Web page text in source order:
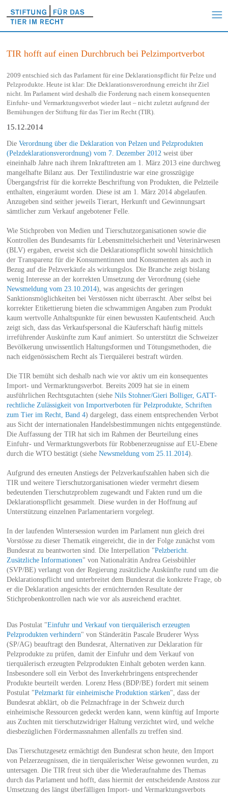
TIR hofft auf einen Durchbruch bei Pelzimportverbot
2009 entschied sich das Parlament für eine Deklarationspflicht für Pelze und
Pelzprodukte. Heute ist klar: Die Deklarationsverordnung erreicht ihr Ziel
nicht. Im Parlament wird deshalb die Forderung nach einem konsequenten
Einfuhr- und Vermarktungsverbot wieder laut – nicht zuletzt aufgrund der
Bemühungen der Stiftung für das Tier im Recht (TIR).
15.12.2014
Die Verordnung über die Deklaration von Pelzen und Pelzprodukten
(Pelzdeklarationsverordnung) vom 7. Dezember 2012 weist über
eineinhalb Jahre nach ihrem Inkrafttreten am 1. März 2013 eine durchweg
mangelhafte Bilanz aus. Der Textilindustrie war eine grosszügige
Übergangsfrist für die korrekte Beschriftung von Produkten, die Pelzteile
enthalten, eingeräumt worden. Diese ist am 1. März 2014 abgelaufen.
Anzugeben sind seither jeweils Tierart, Herkunft und Gewinnungsart
sämtlicher zum Verkauf angebotener Felle.
Wie Stichproben von Medien und Tierschutzorganisationen sowie die
Kontrollen des Bundesamts für Lebensmittelsicherheit und Veterinärwesen
(BLV) ergaben, erweist sich die Deklarationspflicht sowohl hinsichtlich
der Transparenz für die Konsumentinnen und Konsumenten als auch in
Bezug auf die Pelzverkäufe als wirkungslos. Die Branche zeigt bislang
wenig Interesse an der korrekten Umsetzung der Verordnung (siehe
Newsmeldung vom 23.10.2014), was angesichts der geringen
Sanktionsmöglichkeiten bei Verstössen nicht überrascht. Aber selbst bei
korrekter Etikettierung bieten die schwammigen Angaben zum Produkt
kaum wertvolle Anhaltspunkte für einen bewussten Kaufentscheid. Auch
zeigt sich, dass das Verkaufspersonal die Käuferschaft häufig mittels
irreführender Auskünfte zum Kauf animiert. So unterstützt die Schweizer
Bevölkerung unwissentlich Haltungsformen und Tötungsmethoden, die
nach eidgenössischem Recht als Tierquälerei bestraft würden.
Die TIR bemüht sich deshalb nach wie vor aktiv um ein konsequentes
Import- und Vermarktungsverbot. Bereits 2009 hat sie in einem
ausführlichen Rechtsgutachten (siehe Nils Stohner/Gieri Bolliger, GATT-
rechtliche Zulässigkeit von Importverboten für Pelzprodukte, Schriften
zum Tier im Recht, Band 4) dargelegt, dass einem entsprechenden Verbot
aus Sicht der internationalen Handelsbestimmungen nichts entgegenstünde.
Die Auffassung der TIR hat sich im Rahmen der Beurteilung eines
Einfuhr- und Vermarktungsverbots für Robbenerzeugnisse auf EU-Ebene
durch die WTO bestätigt (siehe Newsmeldung vom 25.11.2014).
Aufgrund des erneuten Anstiegs der Pelzverkaufszahlen haben sich die
TIR und weitere Tierschutzorganisationen wieder vermehrt diesem
bedeutenden Tierschutzproblem zugewandt und Fakten rund um die
Deklarationspflicht gesammelt. Diese wurden in der Hoffnung auf
Unterstützung einzelnen Parlamentariern vorgelegt.
In der laufenden Wintersession wurden im Parlament nun gleich drei
Vorstösse zu dieser Thematik eingereicht, die in der Folge zunächst vom
Bundesrat zu beantworten sind. Die Interpellation "Pelzbericht.
Zusätzliche Informationen" von Nationalrätin Andrea Geissbühler
(SVP/BE) verlangt von der Regierung zusätzliche Auskünfte rund um die
Deklarationspflicht und unterbreitet dem Bundesrat die konkrete Frage, ob
er die Deklaration angesichts der ernüchternden Resultate der
Stichprobenkontrollen nach wie vor als ausreichend erachtet.
Das Postulat "Einfuhr und Verkauf von tierquälerisch erzeugten
Pelzprodukten verhindern" von Ständerätin Pascale Bruderer Wyss
(SP/AG) beauftragt den Bundesrat, Alternativen zur Deklaration für
Pelzprodukte zu prüfen, damit der Einfuhr und dem Verkauf von
tierquälerisch erzeugten Pelzprodukten Einhalt geboten werden kann.
Insbesondere soll ein Verbot des Inverkehrbringens entsprechender
Produkte beurteilt werden. Lorenz Hess (BDP/BE) fordert mit seinem
Postulat "Pelzmarkt für einheimische Produktion stärken", dass der
Bundesrat abklärt, ob die Pelznachfrage in der Schweiz durch
einheimische Ressourcen gedeckt werden kann, wenn künftig auf Importe
aus Zuchten mit tierschutzwidriger Haltung verzichtet wird, und welche
diesbezüglichen Fördermassnahmen allenfalls zu treffen sind.
Das Tierschutzgesetz ermächtigt den Bundesrat schon heute, den Import
von Pelzerzeugnissen, die in tierquälerischer Weise gewonnen wurden, zu
untersagen. Die TIR freut sich über die Wiederaufnahme des Themas
durch das Parlament und hofft, dass hiermit der entscheidende Anstoss zur
Umsetzung des längst überfälligen Import- und Vermarktungsverbots